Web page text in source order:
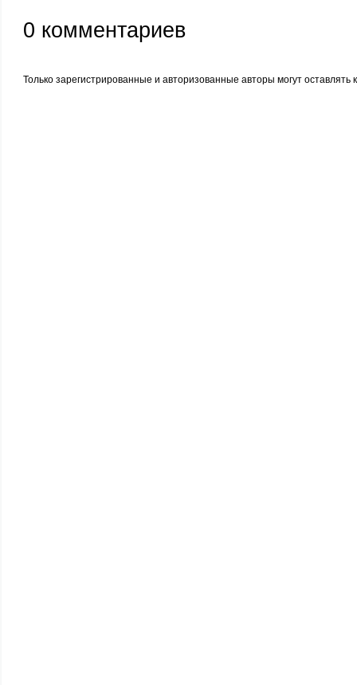
0 комментариев
Только зарегистрированные и авторизованные авторы могут оставлять